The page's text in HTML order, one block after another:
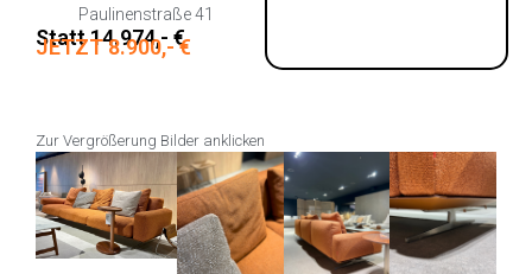
Paulinenstraße 41
Statt 14.974,- €
JETZT 8.900,- €
Zur Vergrößerung Bilder anklicken